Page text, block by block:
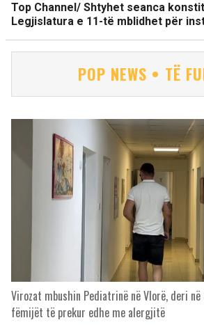
Top Channel/ Shtyhet seanca
Legjislatura e 11-të mblidhet për
POP NEWS • TË
Virozat mbushin Pediatrinë në Vlorë, deri
fëmijët të prekur edhe me alergjitë